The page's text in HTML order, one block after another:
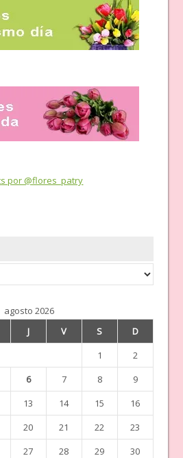
por @flores_patry
agosto 2026
J V S
D
1
2
6 7 8
9
13 14 15
16
20 21 22
23
27 28 29
30